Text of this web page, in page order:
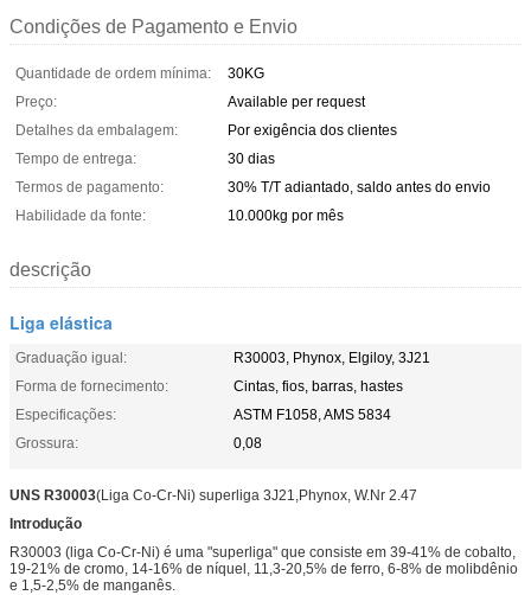
Condições de Pagamento e Envio
Quantidade de ordem mínima:
30KG
Preço:
Available per request
Detalhes da embalagem:
Por exigência dos clientes
Tempo de entrega:
30 dias
Termos de pagamento:
30% T/T adiantado, saldo antes do envio
Habilidade da fonte:
10.000kg por mês
descrição
Liga elástica
Graduação igual:
R30003, Phynox, Elgiloy, 3J21
Forma de fornecimento:
Cintas, fios, barras, hastes
Especificações:
ASTM F1058, AMS 5834
Grossura:
0,08
UNS R30003(Liga Co-Cr-Ni) superliga 3J21,Phynox, W.Nr 2.47
Introdução
R30003 (liga Co-Cr-Ni) é uma "superliga" que consiste em 39-41% de cobalto,
19-21% de cromo, 14-16% de níquel, 11,3-20,5% de ferro, 6-8% de molibdênio
e 1,5-2,5% de manganês.